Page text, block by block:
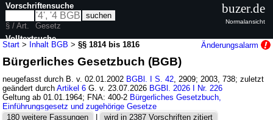
Start > Inhalt BGB >§§ 1814 bis 1816 Änderungsalarm
Bürgerliches Gesetzbuch (BGB)
neugefasst durch B. v. 02.01.2002 BGBl. I S. 42 , 2909; 2003, 738; zuletzt
geändert durchArtikel 6 G. v. 23.07.2026 BGBl. 2026 I Nr. 226
Geltung ab 01.01.1964; FNA: 400-2 Bürgerliches Gesetzbuch,
Einführungsgesetz und zugehörige Gesetze
180 weitere Fassungen
| wird in 2387 Vorschriften zitiert
Vorschriftensuche
§ / Art.
Gesetz
Volltextsuche
nur in BGB
buzer.de
Normalansicht